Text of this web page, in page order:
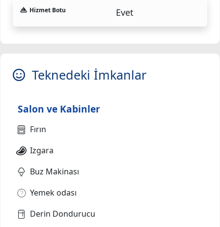
Hizmet Botu Evet
Teknedeki İmkanlar
Salon ve Kabinler
Fırın
Izgara
Buz Makinası
Yemek odası
Derin Dondurucu